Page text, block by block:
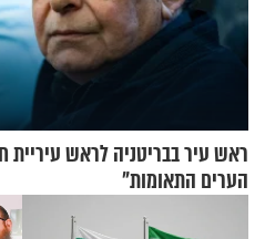
ראש עיר בבריטניה לראש עיריית
הערים התאומות״